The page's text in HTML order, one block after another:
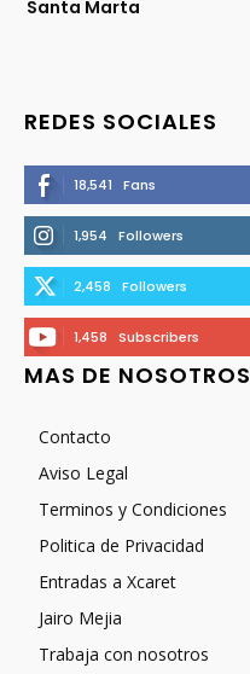
Santa Marta
REDES SOCIALES
18,541 Fans
1,954 Followers
2,458 Followers
1,458 Subscribers
MAS DE NOSOTROS
Contacto
Aviso Legal
Terminos y Condiciones
Politica de Privacidad
Entradas a Xcaret
Jairo Mejia
Trabaja con nosotros